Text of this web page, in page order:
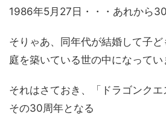
1986年5月27日・・・あれから30
そりゃあ、同年代が結婚して子
庭を築いている世の中になって
それはさておき、「ドラゴンク
その30周年となる